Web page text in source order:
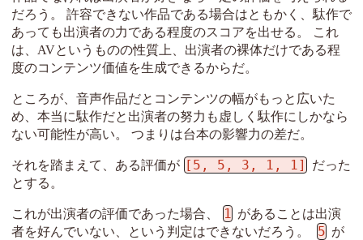
だろう。 許容できない作品である場合はともかく、駄作で
あっても出演者の力である程度のスコアを出せる。 これ
は、AVというものの性質上、出演者の裸体だけである程
度のコンテンツ価値を生成できるからだ。
ところが、音声作品だとコンテンツの幅がもっと広いた
め、本当に駄作だと出演者の努力も虚しく駄作にしかなら
ない可能性が高い。 つまりは台本の影響力の差だ。
それを踏まえて、ある評価が [5, 5, 3, 1, 1] だった
とする。
これが出演者の評価であった場合、 1 があることは出演
者を好んでいない、という判定はできないだろう。
5 が